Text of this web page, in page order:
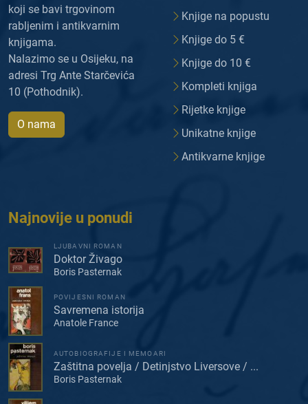
koji se bavi trgovinom
rabljenim i antikvarnim
knjigama.
Nalazimo se u Osijeku, na
adresi Trg Ante Starčevića
10 (Pothodnik).
O nama
Knjige na popustu
Knjige do 5 €
Knjige do 10 €
Kompleti knjiga
Rijetke knjige
Unikatne knjige
Antikvarne knjige
Najnovije u ponudi
LJUBAVNI ROMAN
Doktor Živago
Boris Pasternak
POVIJESNI ROMAN
Savremena istorija
Anatole France
AUTOBIOGRAFIJE I MEMOARI
Zaštitna povelja / Detinjstvo Liversove / ...
Boris Pasternak